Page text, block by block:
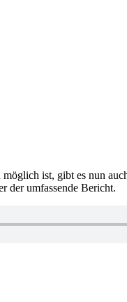
ist, gibt es nun
der umfassende Bericht.